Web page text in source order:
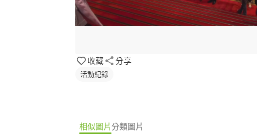
收藏 分享
活動紀錄
相似圖片分類圖片